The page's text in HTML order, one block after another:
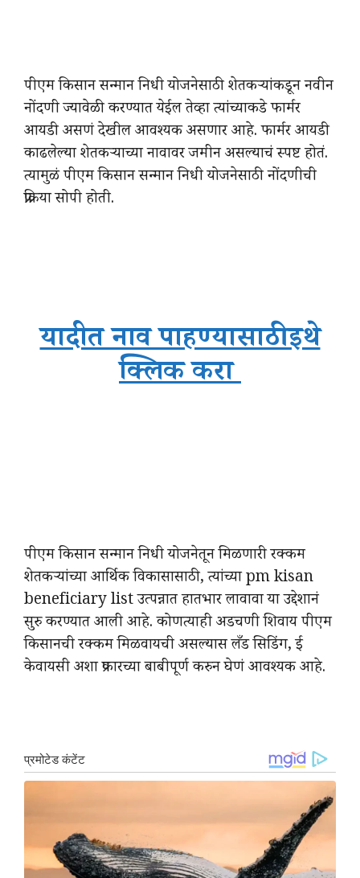
पीएम किसान सन्मान निधी योजनेसाठी शेतकऱ्यांकडून नवीन
नोंदणी ज्यावेळी करण्यात येईल तेव्हा त्यांच्याकडे फार्मर
आयडी असणं देखील आवश्यक असणार आहे. फार्मर आयडी
काढलेल्या शेतकऱ्याच्या नावावर जमीन असल्याचं स्पष्ट होतं.
त्यामुळं पीएम किसान सन्मान निधी योजनेसाठी नोंदणीची
प्रक्रिया सोपी होती.
यादीत नाव पाहण्यासाठी इथे
क्लिक करा
पीएम किसान सन्मान निधी योजनेतून मिळणारी रक्कम
शेतकऱ्यांच्या आर्थिक विकासासाठी, त्यांच्या pm kisan
beneficiary list उत्पन्नात हातभार लावावा या उद्देशानं
सुरु करण्यात आली आहे. कोणत्याही अडचणी शिवाय पीएम
किसानची रक्कम मिळवायची असल्यास लँड सिडिंग, ई
केवायसी अशा प्रकारच्या बाबीपूर्ण करुन घेणं आवश्यक आहे.